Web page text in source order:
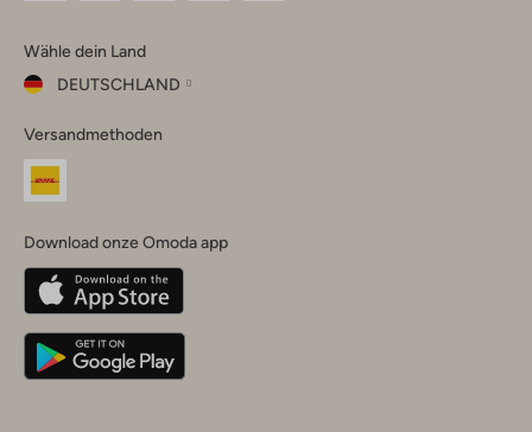
Instagram
Facebook
TikTok
Wähle dein Land
DEUTSCHLAND
dein
Land
Belgique(Français)
Deutschland
Versandmethoden
Download onze Omoda app